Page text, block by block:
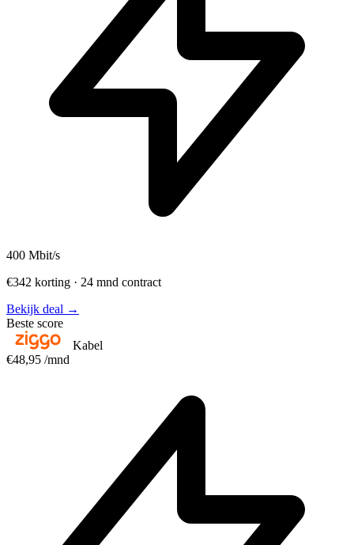
400 Mbit/s
€342 korting · 24 mnd contract
Bekijk deal →
Beste score
Kabel
€48,95 /mnd